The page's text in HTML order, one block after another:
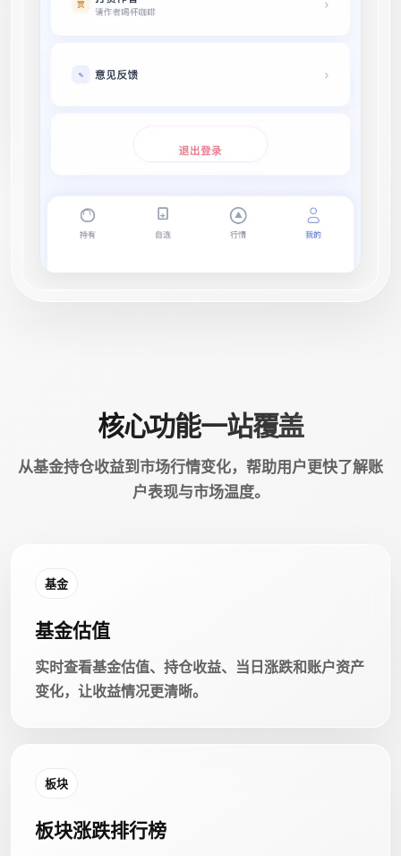
核心功能一站覆盖
从基金持仓收益到市场行情变化，帮助用户更快了解账
户表现与市场温度。
基金
基金估值
实时查看基金估值、持仓收益、当日涨跌和账户资产
变化，让收益情况更清晰。
板块
板块涨跌排行榜